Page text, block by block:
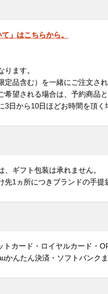
」はこちらから。
ります。
定品含む）を一緒にご注文さ
望される場合は、予約商品
3日から10日ほどお時間を頂く
、ギフト包装は承れません。
先1ヵ所につきブランドの手提
トカード・ロイヤルカード・
かんたん決済・ソフトバンク